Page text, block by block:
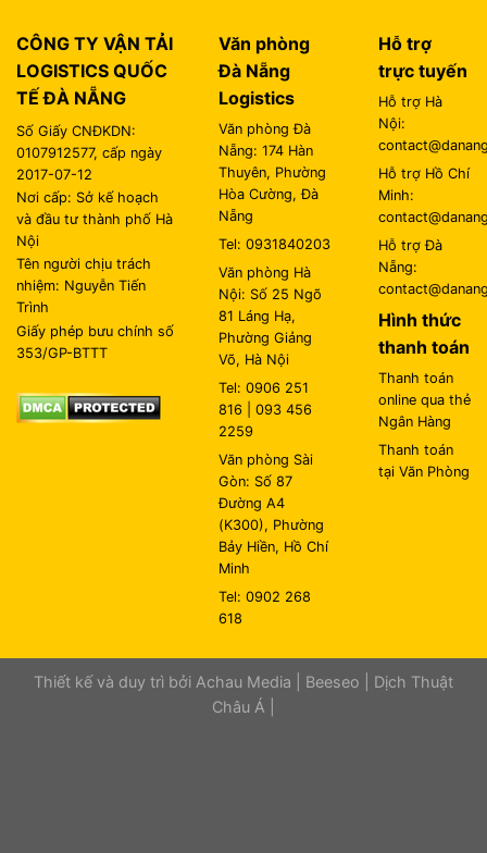
CÔNG TY VẬN TẢI
LOGISTICS QUỐC
TẾ ĐÀ NẴNG
Số Giấy CNĐKDN:
0107912577, cấp ngày
2017-07-12
Nơi cấp: Sở kế hoạch
và đầu tư thành phố Hà
Nội
Tên người chịu trách
nhiệm: Nguyễn Tiến
Trình
Giấy phép bưu chính số
353/GP-BTTT
Văn phòng
Đà Nẵng
Logistics
Văn phòng Đà
Nẵng: 174 Hàn
Thuyên, Phường
Hòa Cường, Đà
Nẵng
Tel: 0931840203
Văn phòng Hà
Nội: Số 25 Ngõ
81 Láng Hạ,
Phường Giảng
Võ, Hà Nội
Tel: 0906 251
816 | 093 456
2259
Văn phòng Sài
Gòn: Số 87
Đường A4
(K300), Phường
Bảy Hiền, Hồ Chí
Minh
Tel: 0902 268
618
Hỗ trợ
trực tuyến
Hỗ trợ Hà
Nội:
Hỗ trợ Hồ Chí
Minh:
Hỗ trợ Đà
Nẵng:
Hình thức
thanh toán
Thanh toán
online qua thẻ
Ngân Hàng
Thanh toán
tại Văn Phòng
Thiết kế và duy trì bởi Achau Media Beeseo
Dịch Thuật
Châu Á